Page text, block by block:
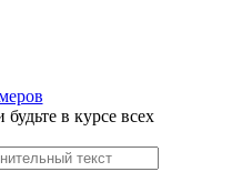
в курсе всех